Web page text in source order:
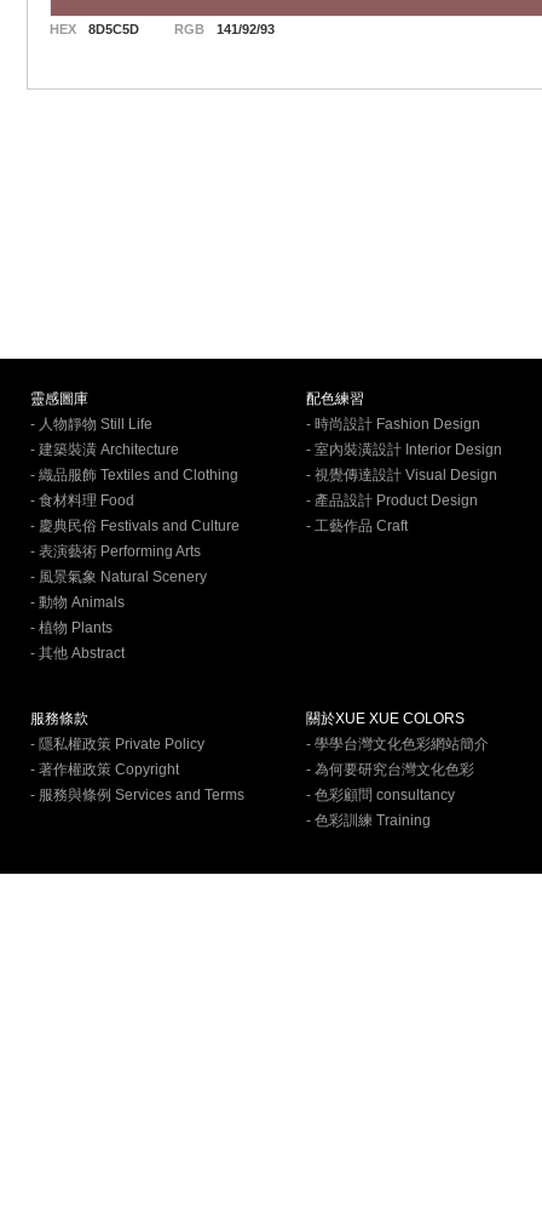
HEX 8D5C5D RGB 141/92/93
靈感圖庫
- 人物靜物 Still Life
- 建築裝潢 Architecture
- 織品服飾 Textiles and Clothing
- 食材料理 Food
- 慶典民俗 Festivals and Culture
- 表演藝術 Performing Arts
- 風景氣象 Natural Scenery
- 動物 Animals
- 植物 Plants
- 其他 Abstract
配色練習
- 時尚設計 Fashion Design
- 室內裝潢設計 Interior Design
- 視覺傳達設計 Visual Design
- 產品設計 Product Design
- 工藝作品 Craft
服務條款
- 隱私權政策 Private Policy
- 著作權政策 Copyright
- 服務與條例 Services and Terms
關於XUE XUE COLORS
- 學學台灣文化色彩網站簡介
- 為何要研究台灣文化色彩
- 色彩顧問 consultancy
- 色彩訓練 Training